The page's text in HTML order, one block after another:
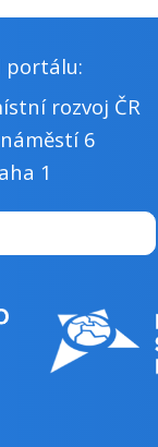
portálu:
rozvoj ČR
6
1